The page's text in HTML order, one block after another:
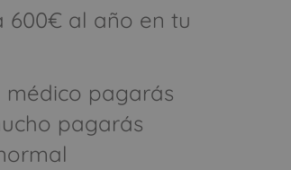
600€ al año en tu
médico pagarás
pagarás